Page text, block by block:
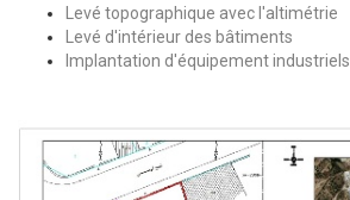
Levé topographique avec l'altimétrie
Levé d'intérieur des bâtiments
Implantation d'équipement industriels